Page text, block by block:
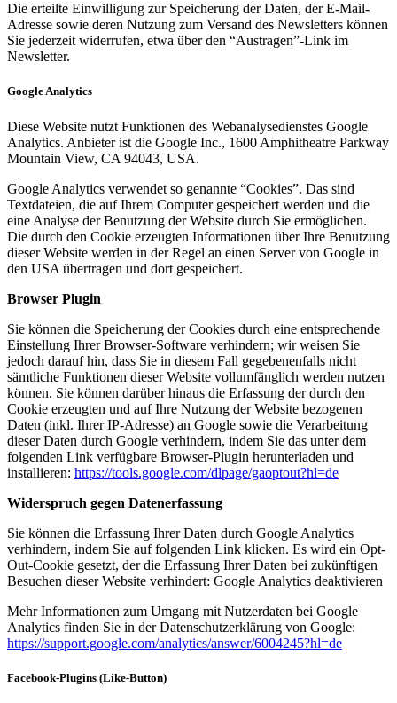
Die erteilte Einwilligung zur Speicherung der Daten, der E-Mail-
Adresse sowie deren Nutzung zum Versand des Newsletters können
Sie jederzeit widerrufen, etwa über den “Austragen”-Link im
Newsletter.
Google Analytics
Diese Website nutzt Funktionen des Webanalysedienstes Google
Analytics. Anbieter ist die Google Inc., 1600 Amphitheatre Parkway
Mountain View, CA 94043, USA.
Google Analytics verwendet so genannte “Cookies”. Das sind
Textdateien, die auf Ihrem Computer gespeichert werden und die
eine Analyse der Benutzung der Website durch Sie ermöglichen.
Die durch den Cookie erzeugten Informationen über Ihre Benutzung
dieser Website werden in der Regel an einen Server von Google in
den USA übertragen und dort gespeichert.
Browser Plugin
Sie können die Speicherung der Cookies durch eine entsprechende
Einstellung Ihrer Browser-Software verhindern; wir weisen Sie
jedoch darauf hin, dass Sie in diesem Fall gegebenenfalls nicht
sämtliche Funktionen dieser Website vollumfänglich werden nutzen
können. Sie können darüber hinaus die Erfassung der durch den
Cookie erzeugten und auf Ihre Nutzung der Website bezogenen
Daten (inkl. Ihrer IP-Adresse) an Google sowie die Verarbeitung
dieser Daten durch Google verhindern, indem Sie das unter dem
folgenden Link verfügbare Browser-Plugin herunterladen und
installieren: https://tools.google.com/dlpage/gaoptout?hl=de
Widerspruch gegen Datenerfassung
Sie können die Erfassung Ihrer Daten durch Google Analytics
verhindern, indem Sie auf folgenden Link klicken. Es wird ein Opt-
Out-Cookie gesetzt, der die Erfassung Ihrer Daten bei zukünftigen
Besuchen dieser Website verhindert: Google Analytics deaktivieren
Mehr Informationen zum Umgang mit Nutzerdaten bei Google
Analytics finden Sie in der Datenschutzerklärung von Google:
https://support.google.com/analytics/answer/6004245?hl=de
Facebook-Plugins (Like-Button)